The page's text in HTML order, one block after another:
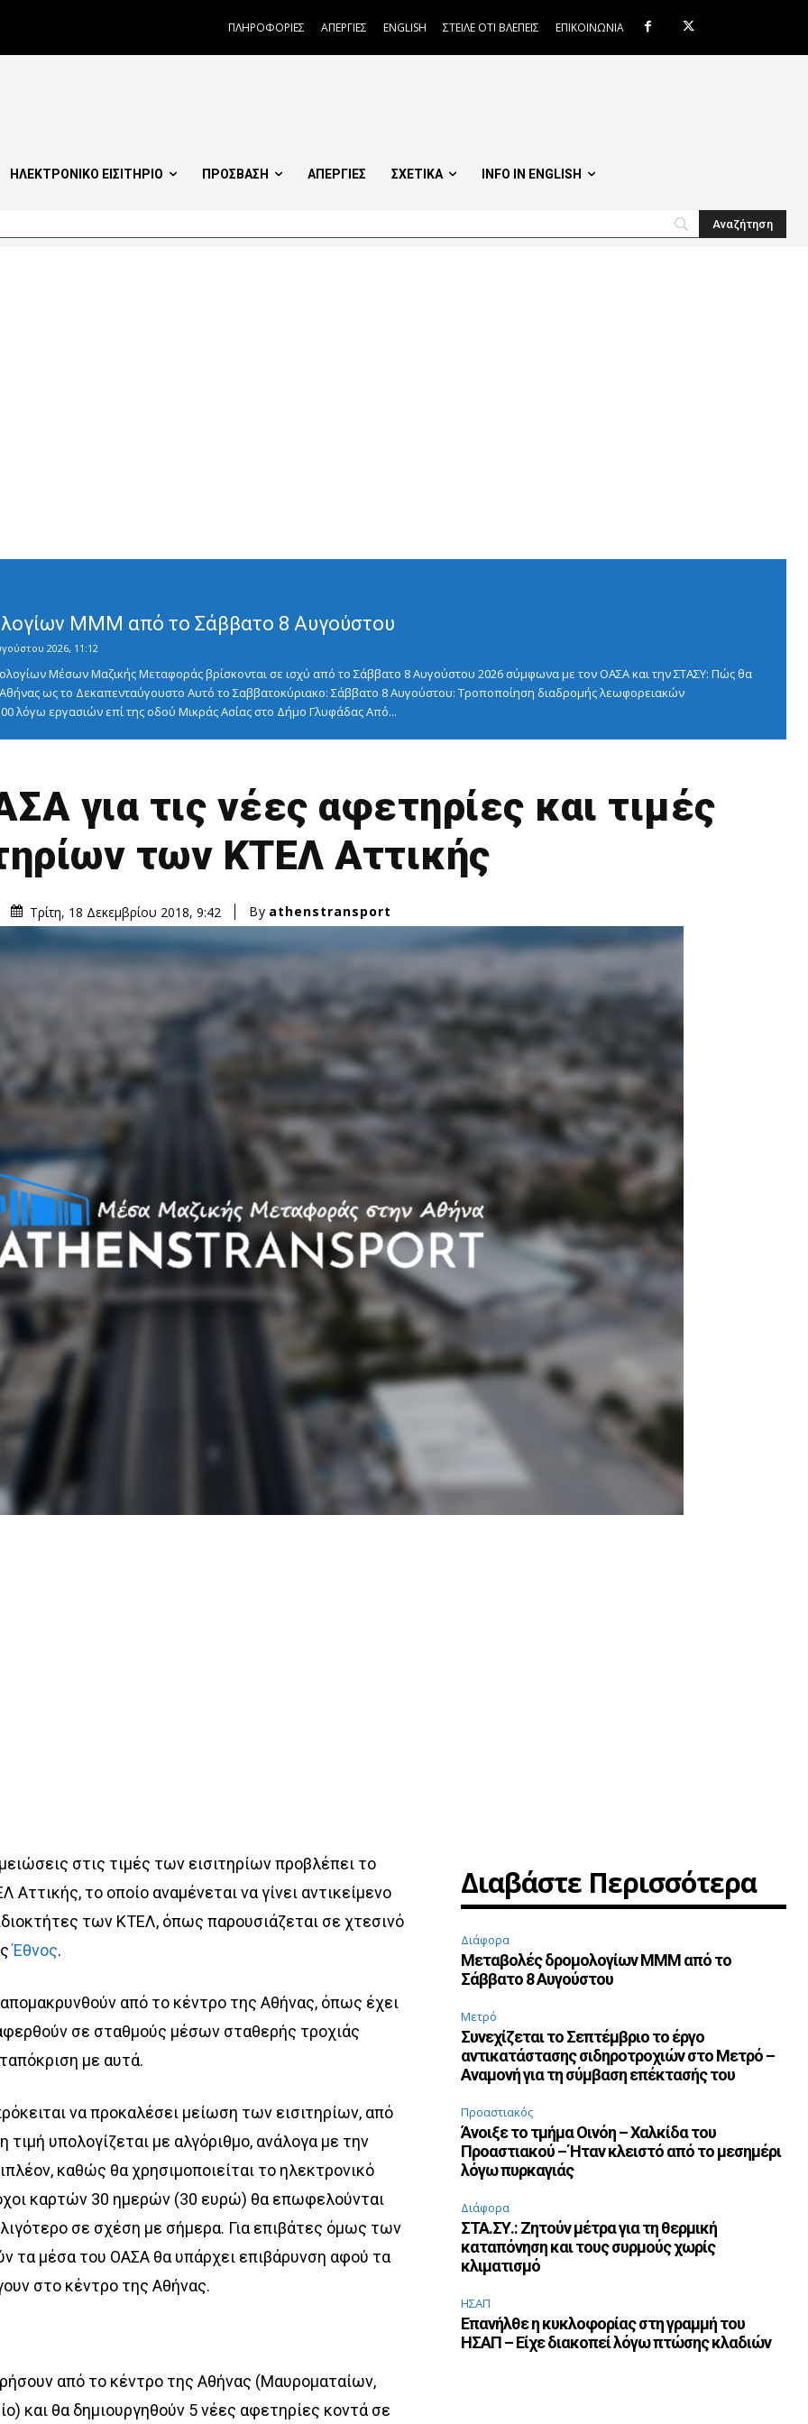
ΠΛΗΡΟΦΟΡΙΕΣ ΑΠΕΡΓΙΕΣ ENGLISH ΣΤΕΙΛΕ ΟΤΙ ΒΛΕΠΕΙΣ ΕΠΙΚΟΙΝΩΝΙΑ
ΗΛΕΚΤΡΟΝΙΚΟ ΕΙΣΙΤΗΡΙΟ ΠΡΟΣΒΑΣΗ ΑΠΕΡΓΙΕΣ ΣΧΕΤΙΚΑ INFO IN ENGLISH
ΜΜΜ από το Σάββατο 8 Αυγούστου
2026, 11:12
Μέσων Μαζικής Μεταφοράς βρίσκονται σε ισχύ από το Σάββατο 8 Αυγούστου 2026 σύμφωνα με τον ΟΑΣΑ και την ΣΤΑΣΥ: Πώς θα
Αθήνας ως το Δεκαπενταύγουστο Αυτό το Σαββατοκύριακο: Σάββατο 8 Αυγούστου: Τροποποίηση διαδρομής λεωφορειακών
λόγω εργασιών επί της οδού Μικράς Ασίας στο Δήμο Γλυφάδας Από...
για τις νέες αφετηρίες και τιμές
των ΚΤΕΛ Αττικής
Τρίτη, 18 Δεκεμβρίου 2018, 9:42 By athenstransport
στις τιμές των εισιτηρίων προβλέπει το
Αττικής, το οποίο αναμένεται να γίνει αντικείμενο
των ΚΤΕΛ, όπως παρουσιάζεται σε χτεσινό
Έθνος.
από το κέντρο της Αθήνας, όπως έχει
σε σταθμούς μέσων σταθερής τροχιάς
με αυτά.
να προκαλέσει μείωση των εισιτηρίων, από
υπολογίζεται με αλγόριθμο, ανάλογα με την
καθώς θα χρησιμοποιείται το ηλεκτρονικό
καρτών 30 ημερών (30 ευρώ) θα επωφελούνται
σε σχέση με σήμερα. Για επιβάτες όμως των
τα μέσα του ΟΑΣΑ θα υπάρχει επιβάρυνση αφού τα
στο κέντρο της Αθήνας.
από το κέντρο της Αθήνας (Μαυροματαίων,
και θα δημιουργηθούν 5 νέες αφετηρίες κοντά σε
Διαβάστε Περισσότερα
Διάφορα
Μεταβολές δρομολογίων ΜΜΜ από το
Σάββατο 8 Αυγούστου
Μετρό
Συνεχίζεται το Σεπτέμβριο το έργο
αντικατάστασης σιδηροτροχιών στο Μετρό –
Αναμονή για τη σύμβαση επέκτασής του
Προαστιακός
Άνοιξε το τμήμα Οινόη – Χαλκίδα του
Προαστιακού – Ήταν κλειστό από το μεσημέρι
λόγω πυρκαγιάς
Διάφορα
ΣΤΑ.ΣΥ.: Ζητούν μέτρα για τη θερμική
καταπόνηση και τους συρμούς χωρίς
κλιματισμό
ΗΣΑΠ
Επανήλθε η κυκλοφορίας στη γραμμή του
ΗΣΑΠ – Είχε διακοπεί λόγω πτώσης κλαδιών